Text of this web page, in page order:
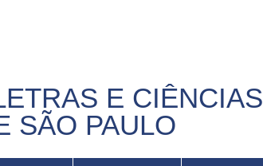
E CIÊNCIAS
SÃO PAULO